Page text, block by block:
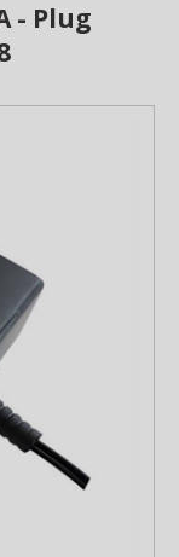
- Plug